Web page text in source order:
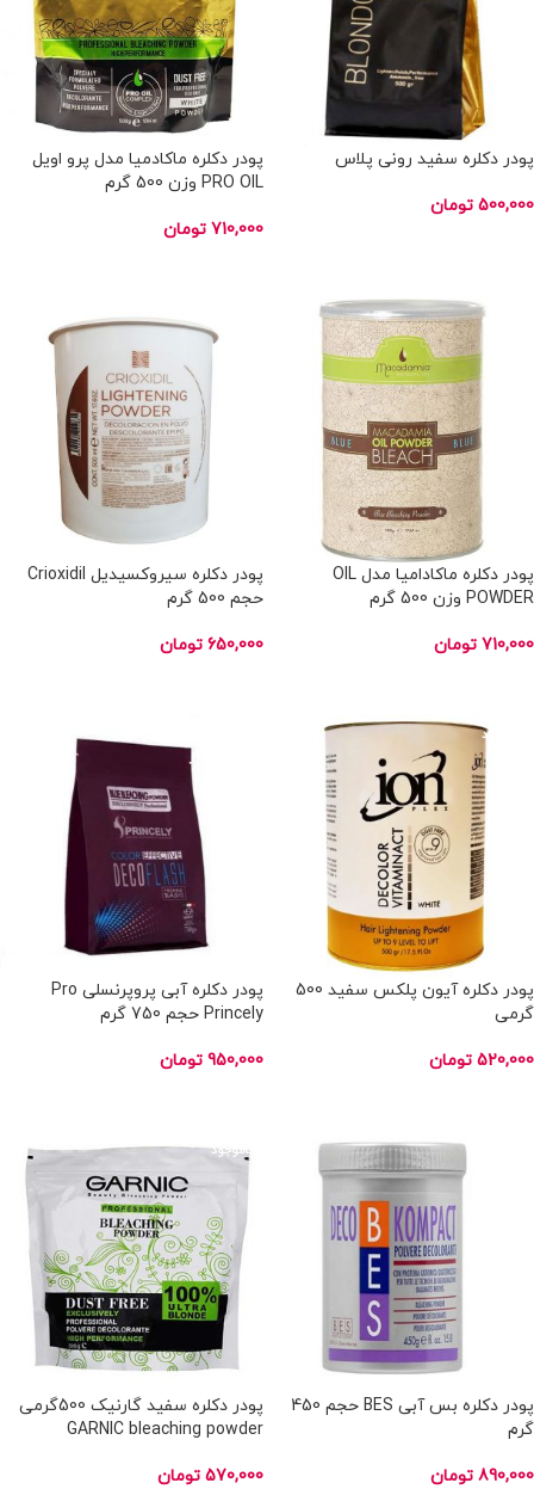
پودر دکلره سفید رونی پلاس
500,000 تومان
پودر دکلره ماکادمیا مدل پرو اویل
PRO OIL وزن 500 گرم
710,000 تومان
ناموجود
پودر دکلره ماکادامیا مدل OIL
POWDER وزن 500 گرم
710,000 تومان
پودر دکلره سیروکسیدیل Crioxidil
حجم 500 گرم
650,000 تومان
ناموجود
پودر دکلره آیون پلکس سفید 500
گرمی
520,000 تومان
پودر دکلره آبی پروپرنسلی Pro
Princely حجم 750 گرم
950,000 تومان
پودر دکلره بس آبی BES حجم 450
گرم
890,000 تومان
ناموجود
پودر دکلره سفید گارنیک 500گرمی
GARNIC bleaching powder
570,000 تومان